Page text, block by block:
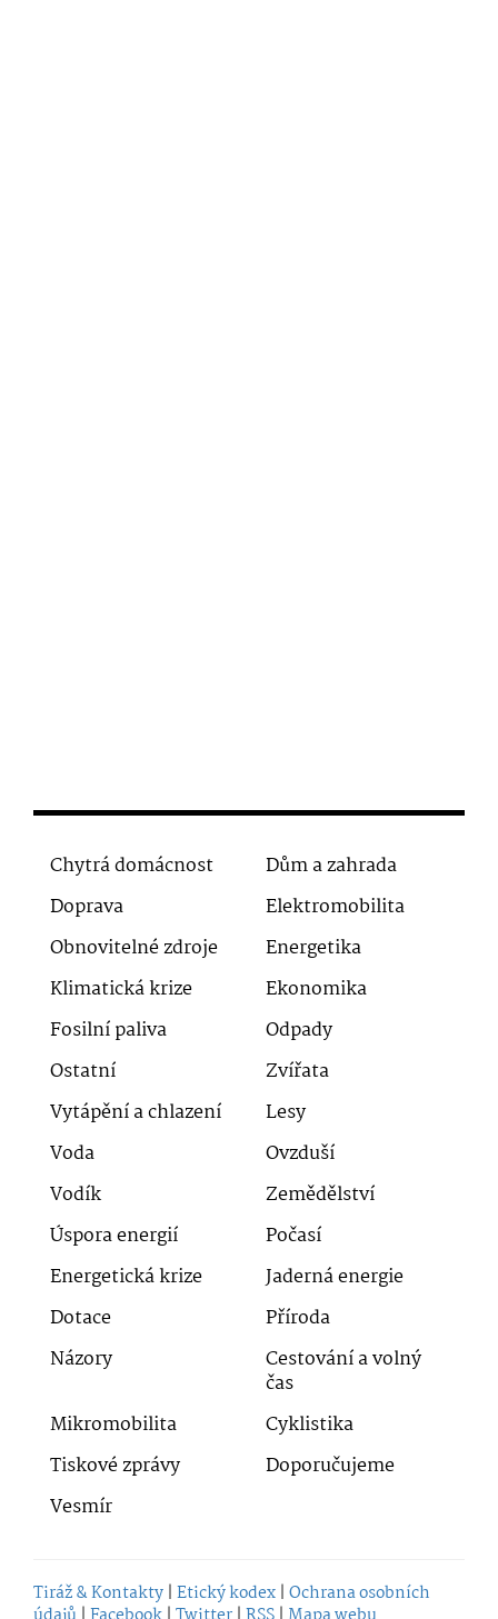
Chytrá domácnost
Dům a zahrada
Doprava
Elektromobilita
Obnovitelné zdroje
Energetika
Klimatická krize
Ekonomika
Fosilní paliva
Odpady
Ostatní
Zvířata
Vytápění a chlazení
Lesy
Voda
Ovzduší
Vodík
Zemědělství
Úspora energií
Počasí
Energetická krize
Jaderná energie
Dotace
Příroda
Názory
Cestování a volný
čas
Mikromobilita
Cyklistika
Tiskové zprávy
Doporučujeme
Vesmír
Tiráž & Kontakty | Etický kodex | Ochrana osobních